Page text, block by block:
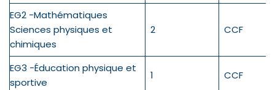
EG2 −Mathématiques
Sciences physiques et
chimiques
2 CCF
EG3 −Éducation physique et
sportive
1 CCF